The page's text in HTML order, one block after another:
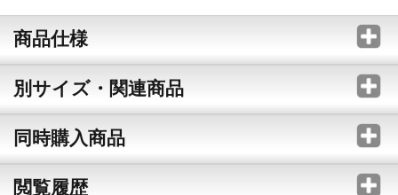
商品仕様
別サイズ・関連商品
同時購入商品
閲覧履歴